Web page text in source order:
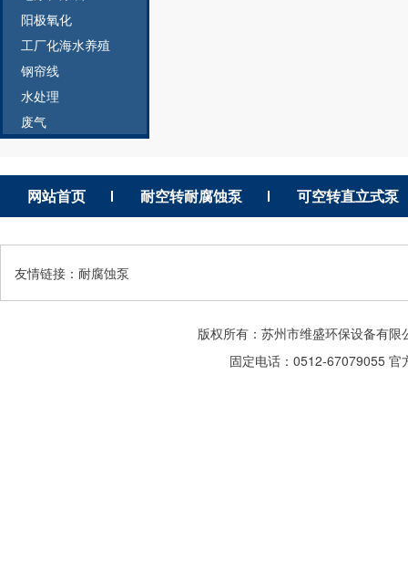
阳极氧化
工厂化海水养殖
钢帘线
水处理
废气
网站首页 耐空转耐腐蚀泵 可空转直立式泵
友情链接： 耐腐蚀泵
版权所有：苏州市维盛环保设备有
固定电话：0512-67079055